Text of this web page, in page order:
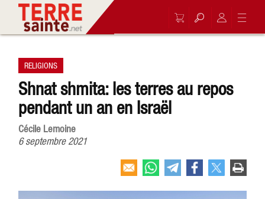
RELIGIONS
Shnat shmita: les terres au repos
pendant un an en Israël
Cécile Lemoine
6 septembre 2021